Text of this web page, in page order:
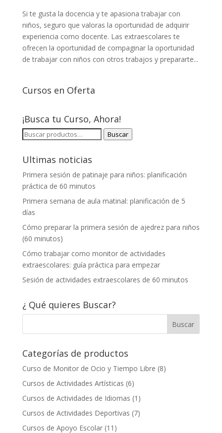
Si te gusta la docencia y te apasiona trabajar con
niños, seguro que valoras la oportunidad de adquirir
experiencia como docente. Las extraescolares te
ofrecen la oportunidad de compaginar la oportunidad
de trabajar con niños con otros trabajos y prepararte...
Cursos en Oferta
¡Busca tu Curso, Ahora!
BUSCAR
Buscar
Ultimas noticias
Primera sesión de patinaje para niños: planificación
práctica de 60 minutos
Primera semana de aula matinal: planificación de 5
días
Cómo preparar la primera sesión de ajedrez para niños
(60 minutos)
Cómo trabajar como monitor de actividades
extraescolares: guía práctica para empezar
Sesión de actividades extraescolares de 60 minutos
¿ Qué quieres Buscar?
Categorías de productos
Curso de Monitor de Ocio y Tiempo Libre (8)
Cursos de Actividades Artísticas (6)
Cursos de Actividades de Idiomas (1)
Cursos de Actividades Deportivas (7)
Cursos de Apoyo Escolar (11)